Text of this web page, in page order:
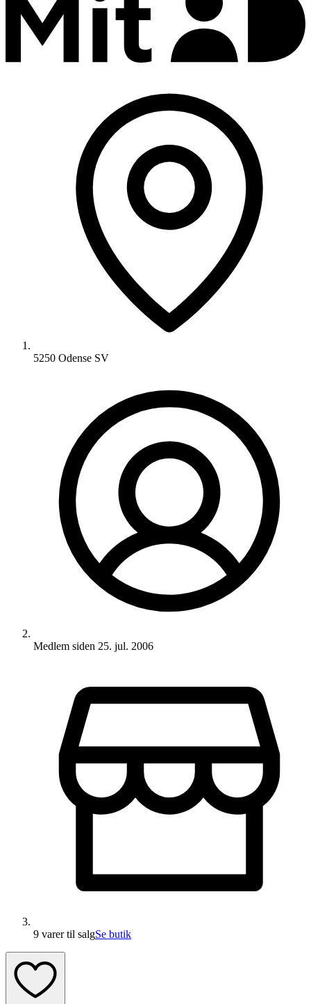
5250 Odense SV
Medlem siden 25. jul. 2006
9 varertil salgSe butik